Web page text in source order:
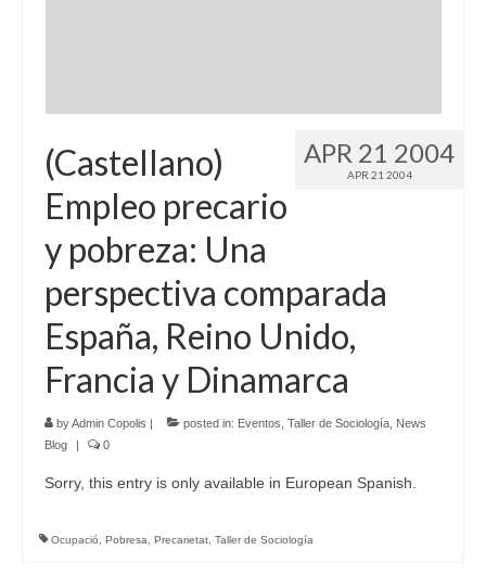
APR 21 2004
APR 21 2004
(Castellano)
Empleo precario
y pobreza: Una
perspectiva comparada
España, Reino Unido,
Francia y Dinamarca
byAdmin Copolis | posted in: Eventos Taller de Sociología News
Blog
| 0
Sorry, this entry is only available in European Spanish.
Ocupació Pobresa Precarietat Taller de Sociología